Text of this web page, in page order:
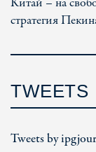
стратегия
TWEETS
Tweets by